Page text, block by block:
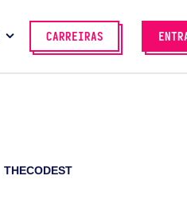
CARREIRAS
THECODEST